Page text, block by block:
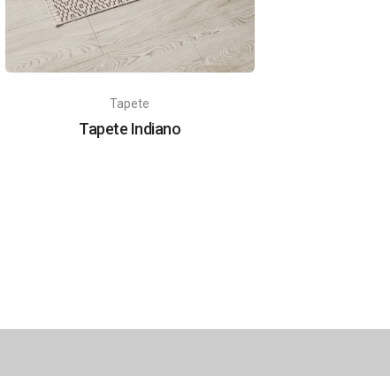
Tapete
Tapete Indiano